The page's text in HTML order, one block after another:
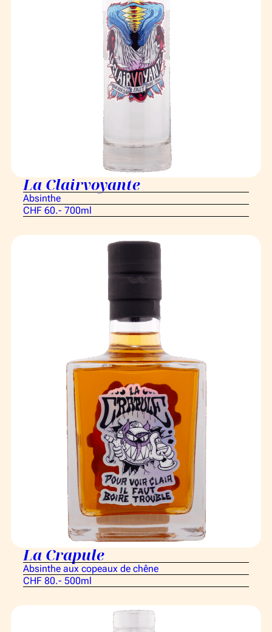
La Clairvoyante
Absinthe
CHF 60.- 700ml
La Crapule
Absinthe aux copeaux de chêne
CHF 80.- 500ml